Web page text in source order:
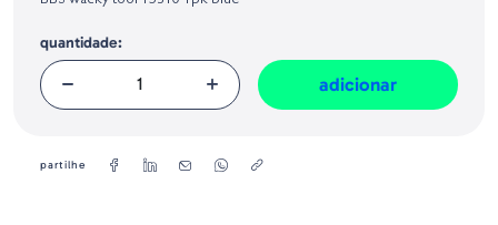
quantidade:
adicionar
partilhe